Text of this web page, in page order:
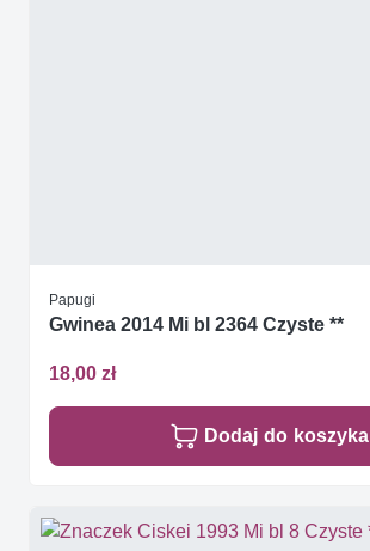
Papugi
Gwinea 2014 Mi bl 2364 Czyste **
18,00 zł
Dodaj do koszyka